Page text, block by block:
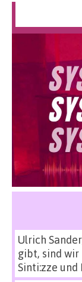
Ulrich
gibt, sind wir
Sinti:zze und